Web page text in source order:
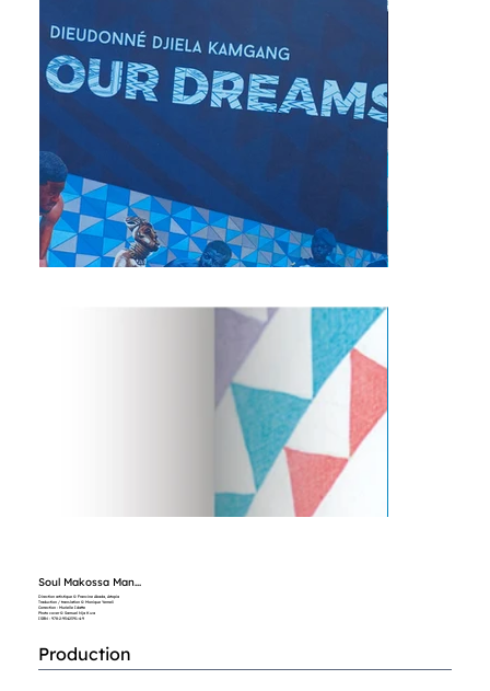
Soul Makossa Man...
Direction artistique © Francine Abada, Artopia
Traduction / translation © Monique Yemeli
Correction : Murielle Idatte
Photo cover © Samuel Nja Kwa
ISBN : 978-2-9542391-4-9
Production